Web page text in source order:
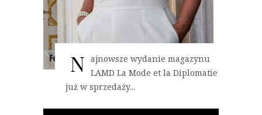
N ajnowsze wydanie magazynu
LAMD La Mode et la Diplomatie
już w sprzedaży...